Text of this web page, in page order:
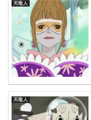
天竜人
天竜人